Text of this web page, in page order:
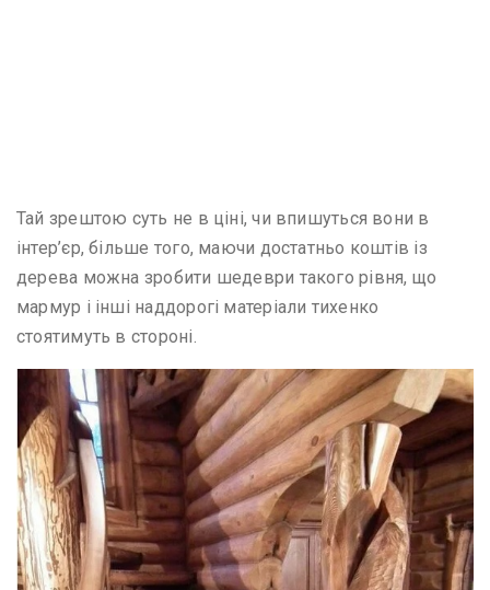
Тай зрештою суть не в ціні, чи впишуться вони в
інтер’єр, більше того, маючи достатньо коштів із
дерева можна зробити шедеври такого рівня, що
мармур і інші наддорогі матеріали тихенко
стоятимуть в стороні.